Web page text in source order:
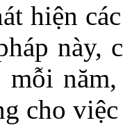
hiện
này,
cho